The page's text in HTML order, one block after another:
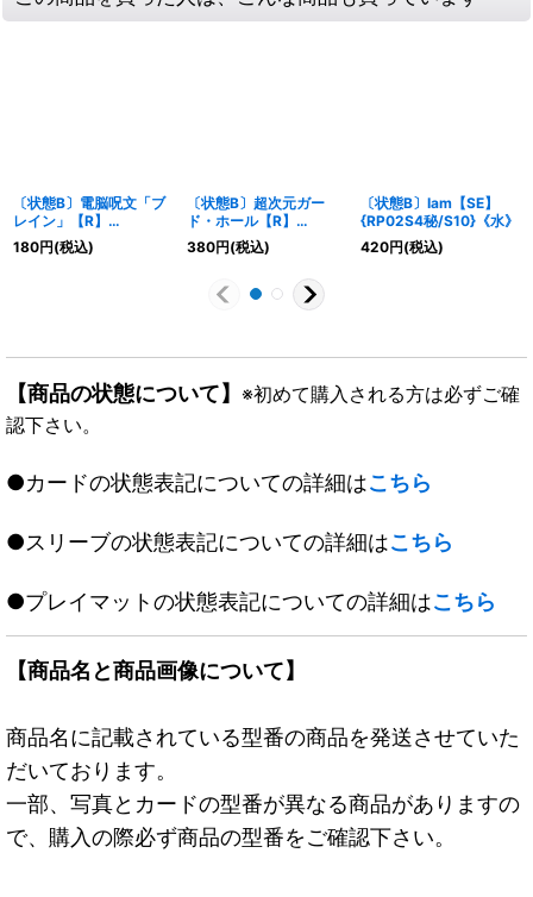
〔状態B〕電脳呪文「ブ
レイン」【R】
{P67/Y21}《水》
180円(税込)
〔状態B〕超次元ガー
ド・ホール【R】
{DMX22-b17/???}
《多》
380円(税込)
〔状態B〕Iam【SE】
{RP02S4秘/S10}《水》
420円(税込)
【商品の状態について】 ※初めて購入される方は必ずご確
認下さい。
●カードの状態表記についての詳細はこちら
●スリーブの状態表記についての詳細はこちら
●プレイマットの状態表記についての詳細はこちら
【商品名と商品画像について】
商品名に記載されている型番の商品を発送させていた
だいております。
一部、写真とカードの型番が異なる商品がありますの
で、購入の際必ず商品の型番をご確認下さい。